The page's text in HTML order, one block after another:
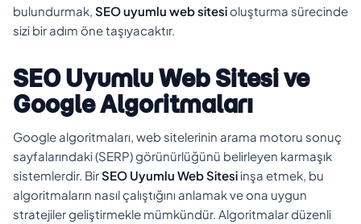
bulundurmak, SEO uyumlu web sitesioluşturma sürecinde
sizi bir adım öne taşıyacaktır.
SEO Uyumlu Web Sitesi ve
Google Algoritmaları
Google algoritmaları, web sitelerinin arama motoru sonuç
sayfalarındaki (SERP) görünürlüğünü belirleyen karmaşık
sistemlerdir. BirSEO Uyumlu Web Sitesiinşa etmek, bu
algoritmaların nasıl çalıştığını anlamak ve ona uygun
stratejiler geliştirmekle mümkündür. Algoritmalar düzenli